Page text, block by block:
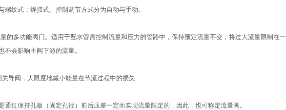
纹式；焊接式。控制调节方式分为自动与手动。
的多功能阀门。适用于配水管需控制流量和压力的管路中，保持预定流量不变，将过大流量限制在一
会影响主阀下游的流量。
导阀，大限度地减小能量在节流过程中的损失
过保持孔板（固定孔径）前后压差一定而实现流量限定的，因此，也可称定流量阀。